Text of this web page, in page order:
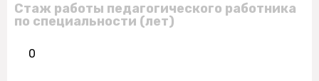
Стаж работы педагогического работника
по специальности (лет)
0